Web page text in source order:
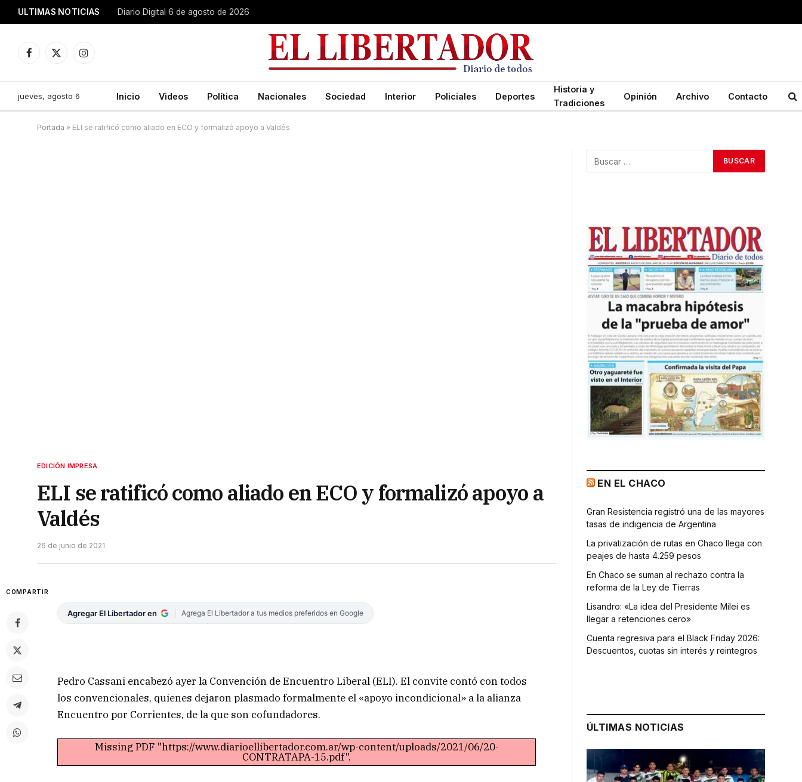
ULTIMAS NOTICIAS Diario Digital 6 de agosto de 2026
Facebook
X
Instagram
jueves, agosto 6 Inicio Videos Política Nacionales Sociedad Interior Policiales Deportes
Historia y
Tradiciones
Opinión Archivo Contacto
Portada » ELI se ratificó como aliado en ECO y formalizó apoyo a Valdés
EDICIÓN IMPRESA
ELI se ratificó como aliado en ECO y formalizó apoyo a
Valdés
26 de junio de 2021
COMPARTIR
Agregar El Libertador en Agrega El Libertador a tus medios preferidos en Google
Pedro Cassani encabezó ayer la Convención de Encuentro Liberal (ELI). El convite contó con todos
los convencionales, quienes dejaron plasmado formalmente el «apoyo incondicional» a la alianza
Encuentro por Corrientes, de la que son cofundadores.
Missing PDF "https://www.diarioellibertador.com.ar/wp-content/uploads/2021/06/20-
CONTRATAPA-15.pdf".
EN EL CHACO
Gran Resistencia registró una de las mayores
tasas de indigencia de Argentina
La privatización de rutas en Chaco llega con
peajes de hasta 4.259 pesos
En Chaco se suman al rechazo contra la
reforma de la Ley de Tierras
Lisandro: «La idea del Presidente Milei es
llegar a retenciones cero»
Cuenta regresiva para el Black Friday 2026:
Descuentos, cuotas sin interés y reintegros
ÚLTIMAS NOTICIAS